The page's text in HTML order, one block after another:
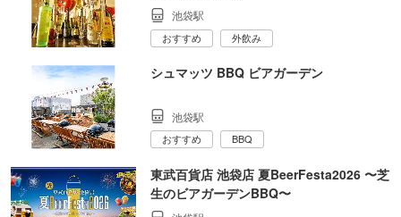
池袋駅
おすすめ 外飲み
シュマッツ BBQ ビアガーデン
池袋駅
おすすめ BBQ
東武百貨店 池袋店 夏BeerFesta2026 〜芝
生のビアガーデンBBQ〜